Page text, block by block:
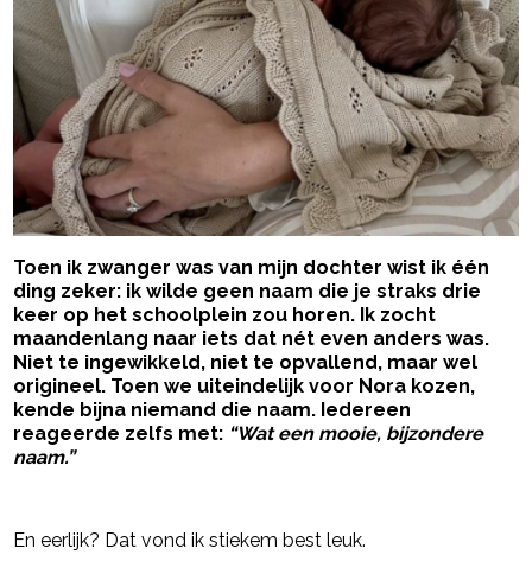
Toen ik zwanger was van mijn dochter wist ik één
ding zeker: ik wilde geen naam die je straks drie
keer op het schoolplein zou horen. Ik zocht
maandenlang naar iets dat nét even anders was.
Niet te ingewikkeld, niet te opvallend, maar wel
origineel. Toen we uiteindelijk voor Nora kozen,
kende bijna niemand die naam. Iedereen
reageerde zelfs met: “Wat een mooie, bijzondere
naam.”
En eerlijk? Dat vond ik stiekem best leuk.